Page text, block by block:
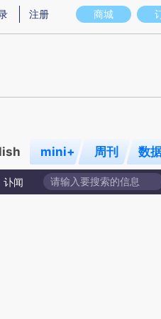
图存在偏差。不代表财新观点和立场
商城
注册
mini+ 周刊 数
讣闻